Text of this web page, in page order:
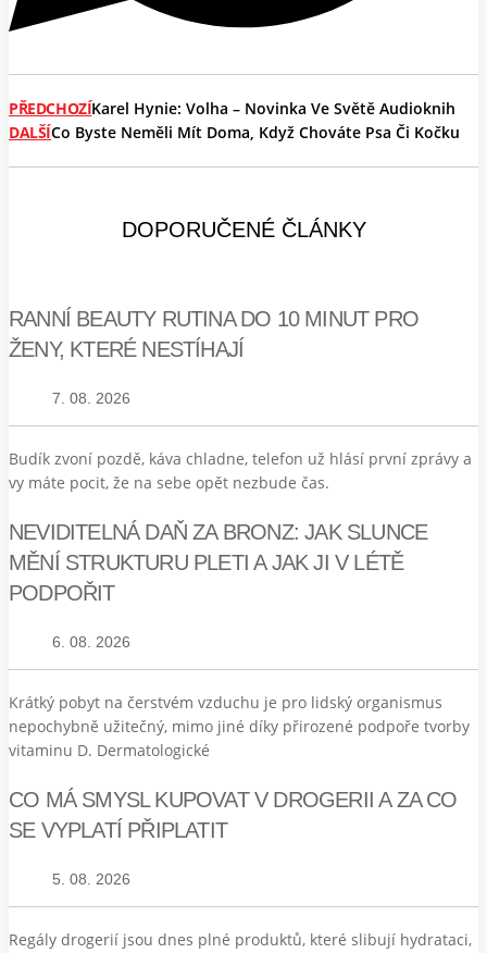
PŘEDCHOZÍKarel Hynie: Volha – Novinka Ve Světě Audioknih
DALŠÍCo Byste Neměli Mít Doma, Když Chováte Psa Či Kočku
DOPORUČENÉ ČLÁNKY
RANNÍ BEAUTY RUTINA DO 10 MINUT PRO
ŽENY, KTERÉ NESTÍHAJÍ
7. 08. 2026
Budík zvoní pozdě, káva chladne, telefon už hlásí první zprávy a
vy máte pocit, že na sebe opět nezbude čas.
NEVIDITELNÁ DAŇ ZA BRONZ: JAK SLUNCE
MĚNÍ STRUKTURU PLETI A JAK JI V LÉTĚ
PODPOŘIT
6. 08. 2026
Krátký pobyt na čerstvém vzduchu je pro lidský organismus
nepochybně užitečný, mimo jiné díky přirozené podpoře tvorby
vitaminu D. Dermatologické
CO MÁ SMYSL KUPOVAT V DROGERII A ZA CO
SE VYPLATÍ PŘIPLATIT
5. 08. 2026
Regály drogerií jsou dnes plné produktů, které slibují hydrataci,